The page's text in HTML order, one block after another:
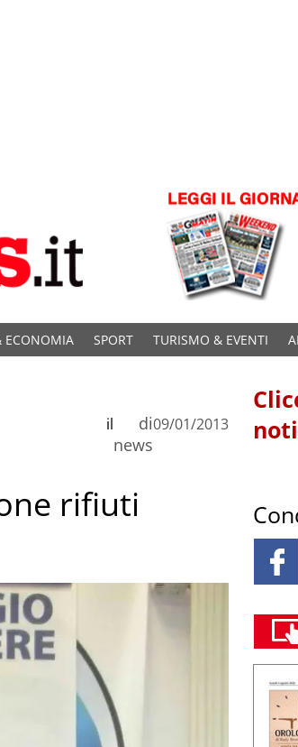
ECONOMIA SPORT TURISMO & EVENTI
di
news
il 09/01/2013
rifiuti